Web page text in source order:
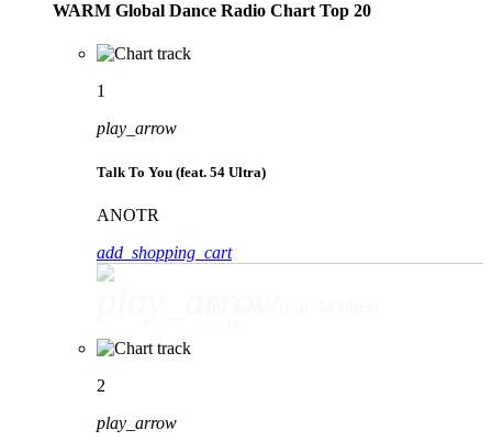
WARM Global Dance Radio Chart Top 20
1
play_arrow
Talk To You (feat. 54 Ultra)
ANOTR
add_shopping_cart
2
play_arrow